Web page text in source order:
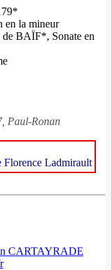
en la mineur
de BAÏF*, Sonate en
Paul-Ronan
Florence Ladmirault
CARTAYRADE